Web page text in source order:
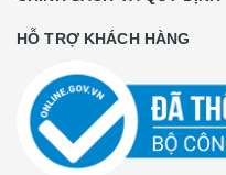
HỖ TRỢ KHÁCH HÀNG